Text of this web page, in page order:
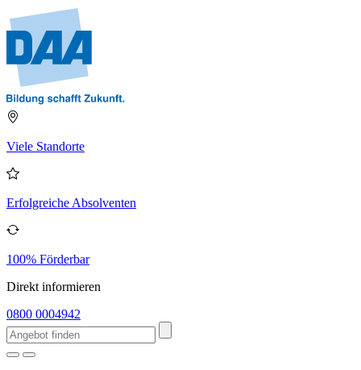
Viele Standorte
Erfolgreiche Absolventen
100% Förderbar
Direkt informieren
0800 0004942